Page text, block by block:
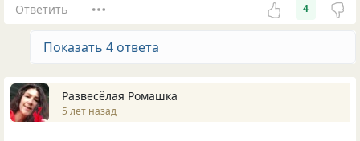
Ответить 4
Показать 4 ответа
Развесёлая Ромашка
5 лет назад